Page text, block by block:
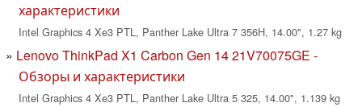
характеристики
Intel Graphics 4 Xe3 PTL, Panther Lake Ultra 7 356H, 14.00", 1.27 kg
Lenovo ThinkPad X1 Carbon Gen 14 21V70075GE -
Обзоры и характеристики
Intel Graphics 4 Xe3 PTL, Panther Lake Ultra 5 325, 14.00", 1.139 kg